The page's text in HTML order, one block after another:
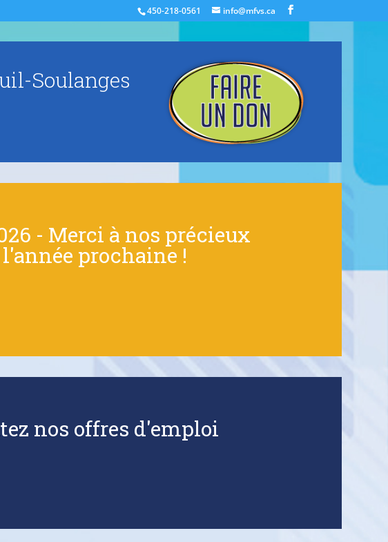
450-218-0561 info@mfvs.ca
Soulanges
- Merci à nos précieux
prochaine !
nos offres d'emploi